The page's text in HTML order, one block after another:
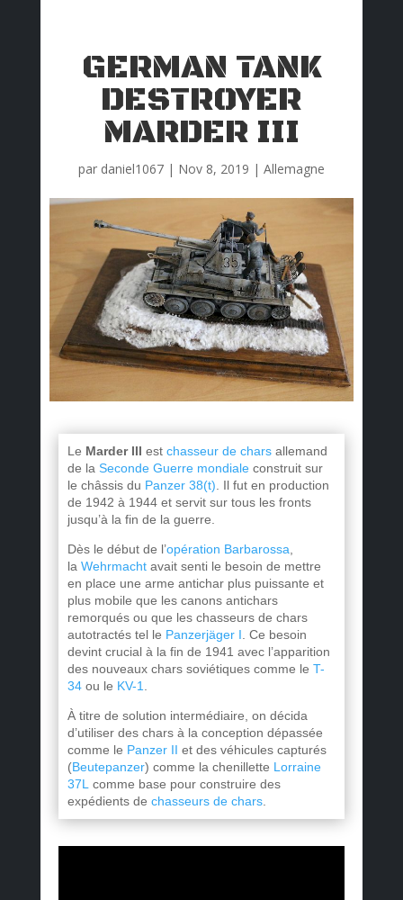
GERMAN TANK
DESTROYER
MARDER III
par daniel1067| Nov 8, 2019 | Allemagne
Le Marder III est chasseur de charsallemand
de la Seconde Guerre mondialeconstruit sur
le châssis du Panzer 38(t) . Il fut en production
de 1942 à 1944 et servit sur tous les fronts
jusqu’à la fin de la guerre.
Dès le début de l’opération Barbarossa
la Wehrmachtavait senti le besoin de mettre
en place une arme antichar plus puissante et
plus mobile que les canons antichars
remorqués ou que les chasseurs de chars
autotractés tel le Panzerjäger I . Ce besoin
devint crucial à la fin de 1941 avec l’apparition
des nouveaux chars soviétiques comme le T-
34ou le KV-1
À titre de solution intermédiaire, on décida
d’utiliser des chars à la conception dépassée
comme le Panzer II et des véhicules capturés
(Beutepanzer) comme la chenillette Lorraine
37L comme base pour construire des
expédients de chasseurs de chars.